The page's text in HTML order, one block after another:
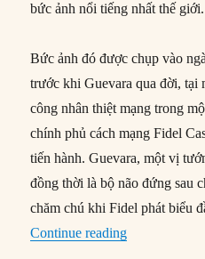
bức ảnh nổi tiếng nhất thế giới.
Bức ảnh đó được chụp vào
trước khi Guevara qua đời, tại
công nhân thiệt mạng trong
chính phủ cách mạng Fidel
tiến hành. Guevara, một vị
đồng thời là bộ não đứng sau
chăm chú khi Fidel phát biểu
Continue reading“05/03/1960: